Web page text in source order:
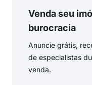
Venda seu
burocracia
Anuncie grátis,
de especialistas
venda.